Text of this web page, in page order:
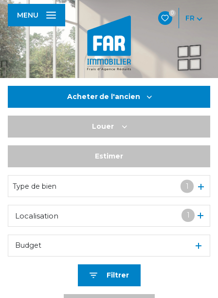
0
FR
MENU
Acheter de l'ancien
De l'immo pro
Louer
De l'immo pro
Estimer
Type de bien 1
1
Localisation
Budget
Filtrer